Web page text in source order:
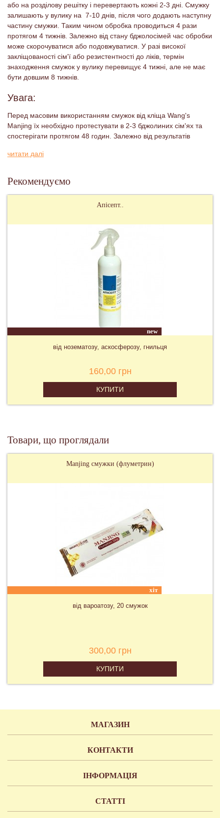
або на розділову решітку і перевертають кожні 2-3 дні. Смужку
залишають у вулику на 7-10 днів, після чого додають наступну
частину смужки. Таким чином обробка проводиться 4 рази
протягом 4 тижнів. Залежно від стану бджолосімей час обробки
може скорочуватися або подовжуватися. У разі високої
закліщованості сім'ї або резистентності до ліків, термін
знаходження смужок у вулику перевищує 4 тижні, але не має
бути довшим 8 тижнів.
Увага:
Перед масовим використанням смужок від кліща Wang's
Manjing їх необхідно протестувати в 2-3 бджолиних сім'ях та
спостерігати протягом 48 годин. Залежно від результатів
відповідно до стану бджолосімей та рівня закліщенності.
Застереження
Якщо смужки Манджинг від вароатозу липкі чи вологі, їх
необхідно попередньо просушити 24-48 год у затінку. Вони
Під час обробки необхідно користуватися рукавичками та
маскою для обличчя, не курити, не пити та не їсти.
Не дозволяється використовувати препарат під час
читати далі
Рекомендуємо
Апісепт..
new
від нозематозу, аскосферозу, гнильця
160,00 грн
КУПИТИ
Товари, що проглядали
Manjing смужки (флуметрин)
хіт
від вароатозу, 20 смужок
300,00 грн
КУПИТИ
МАГАЗИН
КОНТАКТИ
ІНФОРМАЦІЯ
СТАТТІ